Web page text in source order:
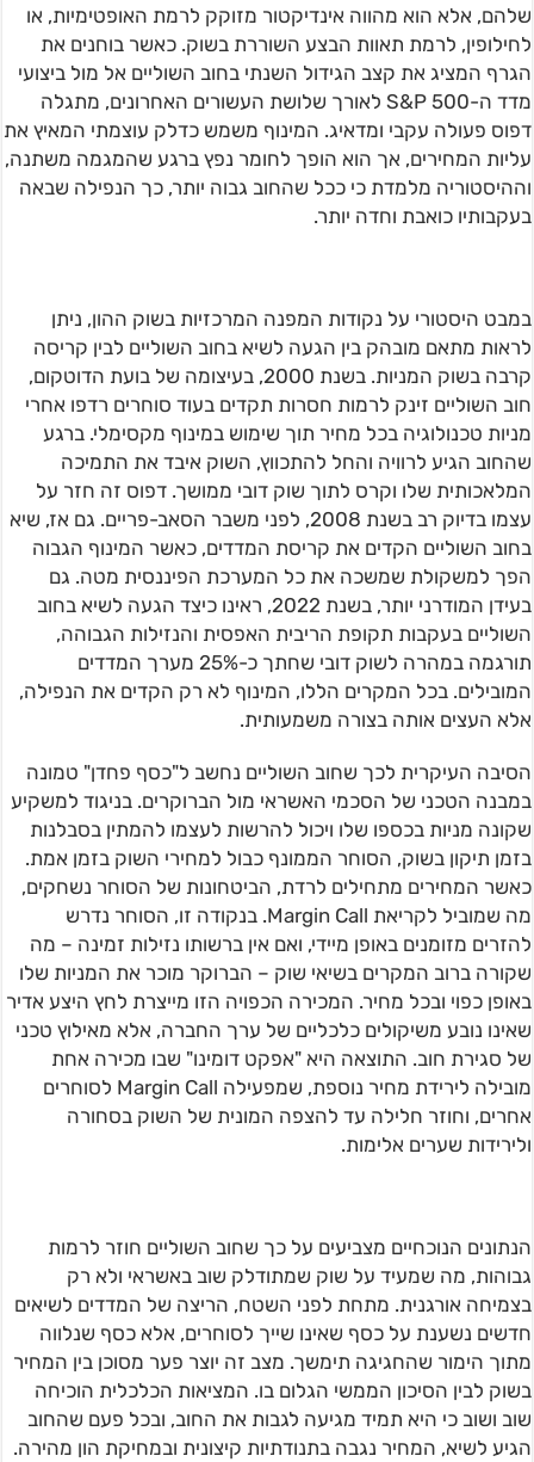
שלהם, אלא הוא מהווה אינדיקטור מזוקק לרמת האופטימיות, או
לחילופין, לרמת תאוות הבצע השוררת בשוק. כאשר בוחנים את
הגרף המציג את קצב הגידול השנתי בחוב השוליים אל מול ביצועי
מדד ה-S&P 500 לאורך שלושת העשורים האחרונים, מתגלה
דפוס פעולה עקבי ומדאיג. המינוף משמש כדלק עוצמתי המאיץ את
עליות המחירים, אך הוא הופך לחומר נפץ ברגע שהמגמה משתנה,
וההיסטוריה מלמדת כי ככל שהחוב גבוה יותר, כך הנפילה שבאה
בעקבותיו כואבת וחדה יותר.
במבט היסטורי על נקודות המפנה המרכזיות בשוק ההון, ניתן
לראות מתאם מובהק בין הגעה לשיא בחוב השוליים לבין קריסה
קרבה בשוק המניות. בשנת 2000, בעיצומה של בועת הדוטקום,
חוב השוליים זינק לרמות חסרות תקדים בעוד סוחרים רדפו אחרי
מניות טכנולוגיה בכל מחיר תוך שימוש במינוף מקסימלי. ברגע
שהחוב הגיע לרוויה והחל להתכווץ, השוק איבד את התמיכה
המלאכותית שלו וקרס לתוך שוק דובי ממושך. דפוס זה חזר על
עצמו בדיוק רב בשנת 2008, לפני משבר הסאב-פריים. גם אז, שיא
בחוב השוליים הקדים את קריסת המדדים, כאשר המינוף הגבוה
הפך למשקולת שמשכה את כל המערכת הפיננסית מטה. גם
בעידן המודרני יותר, בשנת 2022, ראינו כיצד הגעה לשיא בחוב
השוליים בעקבות תקופת הריבית האפסית והנזילות הגבוהה,
תורגמה במהרה לשוק דובי שחתך כ-25% מערך המדדים
המובילים. בכל המקרים הללו, המינוף לא רק הקדים את הנפילה,
אלא העצים אותה בצורה משמעותית.
הסיבה העיקרית לכך שחוב השוליים נחשב ל"כסף פחדן" טמונה
במבנה הטכני של הסכמי האשראי מול הברוקרים. בניגוד למשקיע
שקונה מניות בכספו שלו ויכול להרשות לעצמו להמתין בסבלנות
בזמן תיקון בשוק, הסוחר הממונף כבול למחירי השוק בזמן אמת.
כאשר המחירים מתחילים לרדת, הביטחונות של הסוחר נשחקים,
מה שמוביל לקריאת Margin Call. בנקודה זו, הסוחר נדרש
להזרים מזומנים באופן מיידי, ואם אין ברשותו נזילות זמינה – מה
שקורה ברוב המקרים בשיאי שוק – הברוקר מוכר את המניות שלו
באופן כפוי ובכל מחיר. המכירה הכפויה הזו מייצרת לחץ היצע אדיר
שאינו נובע משיקולים כלכליים של ערך החברה, אלא מאילוץ טכני
של סגירת חוב. התוצאה היא "אפקט דומינו" שבו מכירה אחת
מובילה לירידת מחיר נוספת, שמפעילה Margin Call לסוחרים
אחרים, וחוזר חלילה עד להצפה המונית של השוק בסחורה
ולירידות שערים אלימות.
הנתונים הנוכחיים מצביעים על כך שחוב השוליים חוזר לרמות
גבוהות, מה שמעיד על שוק שמתודלק שוב באשראי ולא רק
בצמיחה אורגנית. מתחת לפני השטח, הריצה של המדדים לשיאים
חדשים נשענת על כסף שאינו שייך לסוחרים, אלא כסף שנלווה
מתוך הימור שהחגיגה תימשך. מצב זה יוצר פער מסוכן בין המחיר
בשוק לבין הסיכון הממשי הגלום בו. המציאות הכלכלית הוכיחה
שוב ושוב כי היא תמיד מגיעה לגבות את החוב, ובכל פעם שהחוב
הגיע לשיא, המחיר נגבה בתנודתיות קיצונית ובמחיקת הון מהירה.